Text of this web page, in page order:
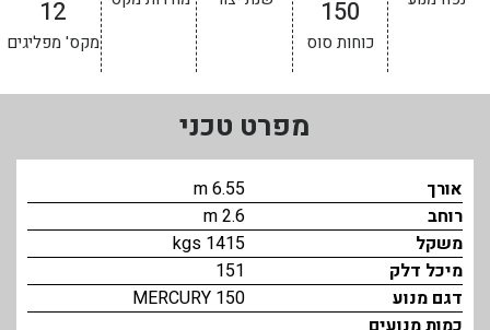
בכנרת לידו
בכנרת לידו מחיר
בארץ
לקפריסין
נתניה
מדובאי / לדובאי
150
כוחות סוס
12
מקס' מפליגים
מפרט טכני
אורך
6.55 m
רוחב
2.6 m
משקל
1415 kgs
מיכל דלק
151
דגם מנוע
MERCURY 150